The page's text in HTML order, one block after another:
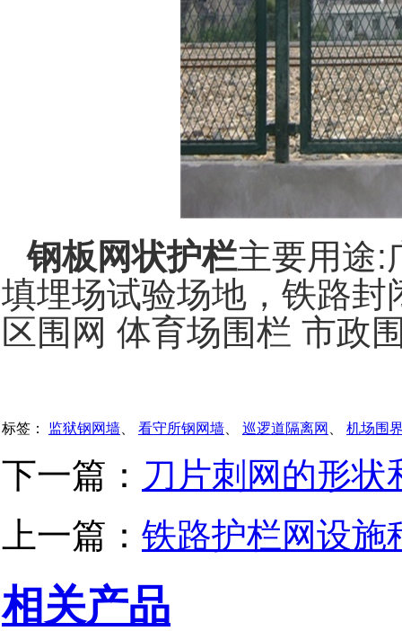
钢板网状护栏主要用途:
填埋场试验场地，铁路
区围网 体育场围栏 市政
标签： 监狱钢网墙 看守所钢网墙 巡逻道隔离网 机场围
下一篇： 刀片刺网的形状
上一篇： 铁路护栏网设施
相关产品